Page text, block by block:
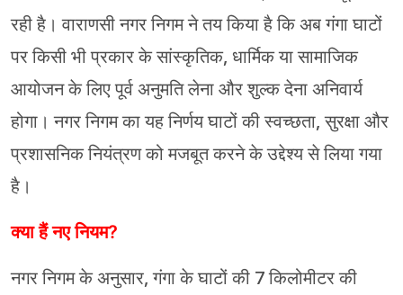
रही है। वाराणसी नगर निगम ने तय किया है कि अब गंगा घाटों
पर किसी भी प्रकार के सांस्कृतिक, धार्मिक या सामाजिक
आयोजन के लिए पूर्व अनुमति लेना और शुल्क देना अनिवार्य
होगा। नगर निगम का यह निर्णय घाटों की स्वच्छता, सुरक्षा और
प्रशासनिक नियंत्रण को मजबूत करने के उद्देश्य से लिया गया
है।
क्या हैं नए नियम?
नगर निगम के अनुसार, गंगा के घाटों की 7 किलोमीटर की